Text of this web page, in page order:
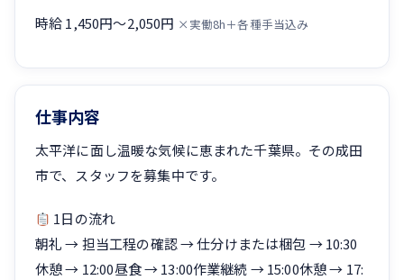
時給 1,450円〜2,050円 ×実働8h＋各種手当込み
仕事内容
太平洋に面し温暖な気候に恵まれた千葉県。その成田
市で、スタッフを募集中です。
1日の流れ
朝礼 → 担当工程の確認 → 仕分けまたは梱包 → 10:30
休憩 → 12:00昼食 → 13:00作業継続 → 15:00休憩 → 17: